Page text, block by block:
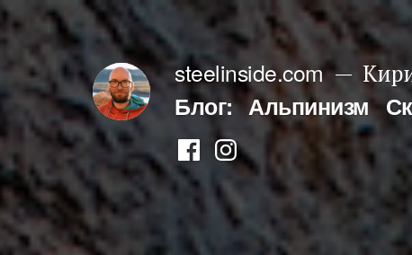
Перейти
к
содержимому
steelinside.com
Блог: Альпинизм
Фейсбук
Инстаграм